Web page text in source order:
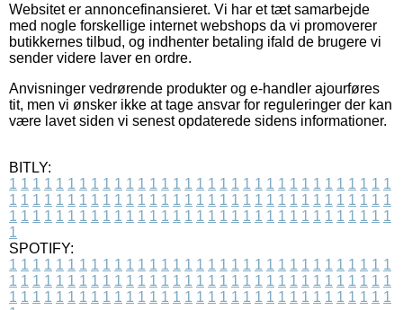
Websitet er annoncefinansieret. Vi har et tæt samarbejde
med nogle forskellige internet webshops da vi promoverer
butikkernes tilbud, og indhenter betaling ifald de brugere vi
sender videre laver en ordre.
Anvisninger vedrørende produkter og e-handler ajourføres
tit, men vi ønsker ikke at tage ansvar for reguleringer der kan
være lavet siden vi senest opdaterede sidens informationer.
BITLY:
1 1 1 1 1 1 1 1 1 1 1 1 1 1 1 1 1 1 1 1 1 1 1 1 1 1 1 1 1 1 1 1 1
1 1 1 1 1 1 1 1 1 1 1 1 1 1 1 1 1 1 1 1 1 1 1 1 1 1 1 1 1 1 1 1 1
1 1 1 1 1 1 1 1 1 1 1 1 1 1 1 1 1 1 1 1 1 1 1 1 1 1 1 1 1 1 1 1 1
1
SPOTIFY:
1 1 1 1 1 1 1 1 1 1 1 1 1 1 1 1 1 1 1 1 1 1 1 1 1 1 1 1 1 1 1 1 1
1 1 1 1 1 1 1 1 1 1 1 1 1 1 1 1 1 1 1 1 1 1 1 1 1 1 1 1 1 1 1 1 1
1 1 1 1 1 1 1 1 1 1 1 1 1 1 1 1 1 1 1 1 1 1 1 1 1 1 1 1 1 1 1 1 1